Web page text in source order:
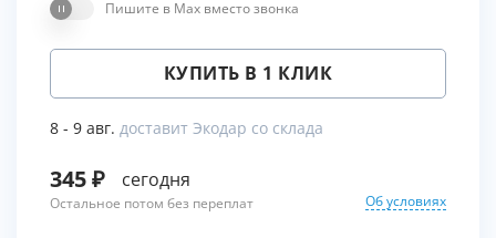
Пишите в Max вместо звонка
КУПИТЬ В 1 КЛИК
8 - 9 авг. доставит Экодар со склада
345 сегодня
Остальное потом без переплат Об условиях